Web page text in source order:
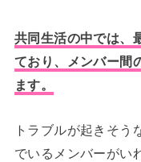
共同生活の中では、
ており、メンバー間
ます。
トラブルが起きそう
でいるメンバーがい